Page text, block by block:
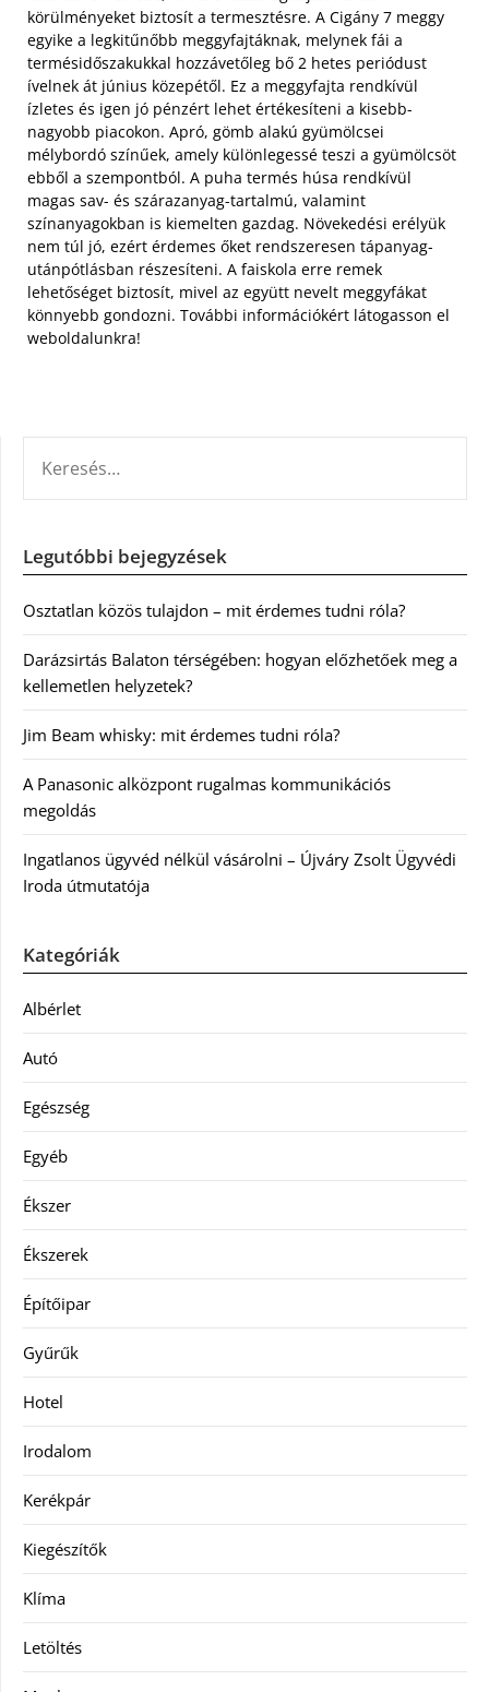
körülményeket biztosít a termesztésre. A Cigány 7 meggy
egyike a legkitűnőbb meggyfajtáknak, melynek fái a
termésidőszakukkal hozzávetőleg bő 2 hetes periódust
ívelnek át június közepétől. Ez a meggyfajta rendkívül
ízletes és igen jó pénzért lehet értékesíteni a kisebb-
nagyobb piacokon. Apró, gömb alakú gyümölcsei
mélybordó színűek, amely különlegessé teszi a gyümölcsöt
ebből a szempontból. A puha termés húsa rendkívül
magas sav- és szárazanyag-tartalmú, valamint
színanyagokban is kiemelten gazdag. Növekedési erélyük
nem túl jó, ezért érdemes őket rendszeresen tápanyag-
utánpótlásban részesíteni. A faiskola erre remek
lehetőséget biztosít, mivel az együtt nevelt meggyfákat
könnyebb gondozni. További információkért látogasson el
weboldalunkra!
Legutóbbi bejegyzések
Osztatlan közös tulajdon – mit érdemes tudni róla?
Darázsirtás Balaton térségében: hogyan előzhetőek meg a
kellemetlen helyzetek?
Jim Beam whisky: mit érdemes tudni róla?
A Panasonic alközpont rugalmas kommunikációs
megoldás
Ingatlanos ügyvéd nélkül vásárolni – Újváry Zsolt Ügyvédi
Iroda útmutatója
Kategóriák
Albérlet
Autó
Egészség
Egyéb
Ékszer
Ékszerek
Építőipar
Gyűrűk
Hotel
Irodalom
Kerékpár
Kiegészítők
Klíma
Letöltés